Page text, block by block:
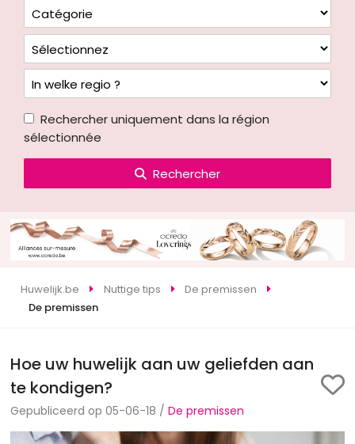
Rechercher uniquement dans la région
sélectionnée
Rechercher
Huwelijk.be Nuttige tips
De premissen
De premissen
Hoe uw huwelijk aan uw geliefden aan
te kondigen?
Gepubliceerd op 05-06-18 /De premissen